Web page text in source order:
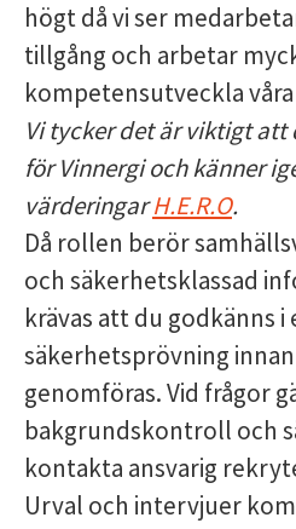
högt då vi ser
tillgång och arbetar
kompetensutveckla
Vi tycker det är viktigt
för Vinnergi och känner
värderingarH.E.R.O.
Då rollen berör
och säkerhetsklassad
krävas att du godkänns i
säkerhetsprövning
genomföras. Vid frågor
bakgrundskontroll och
kontakta ansvarig
Urval och intervjuer